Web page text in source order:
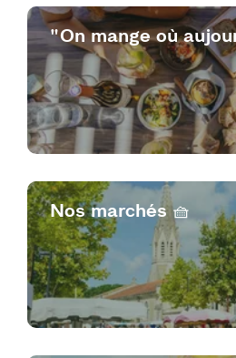
"On mange où
Nos marchés 🧺